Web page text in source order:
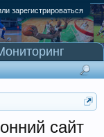
зарегистрироваться
сайт